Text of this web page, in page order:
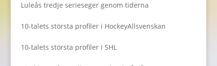
Luleås tredje serieseger genom tiderna
10-talets största profiler i HockeyAllsvenskan
10-talets största profiler i SHL